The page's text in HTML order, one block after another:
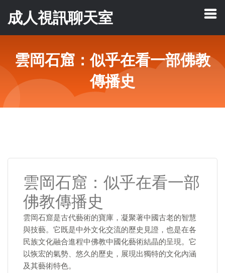
成人視訊聊天室
雲岡石窟：似乎在看一部佛教
傳播史
雲岡石窟：似乎在看一部
佛教傳播史
雲岡石窟是古代藝術的寶庫，凝聚著中國古老的智慧
與技藝。它既是中外文化交流的歷史見證，也是在各
民族文化融合進程中佛教中國化藝術結晶的呈現。它
以恢宏的氣勢、悠久的歷史，展現出獨特的文化內涵
及其藝術特色。